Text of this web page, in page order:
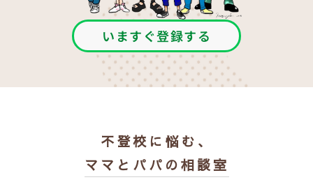
いますぐ登録する
不登校に悩む、
ママとパパの相談室